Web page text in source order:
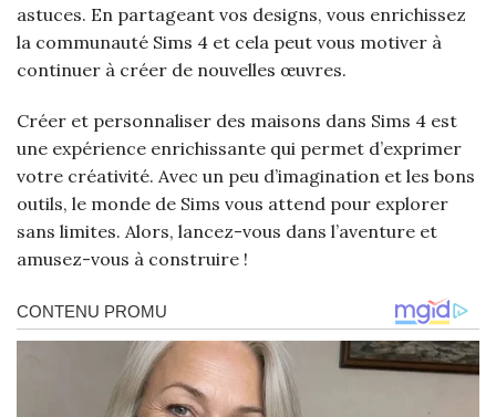
astuces. En partageant vos designs, vous enrichissez
la communauté Sims 4 et cela peut vous motiver à
continuer à créer de nouvelles œuvres.
Créer et personnaliser des maisons dans Sims 4 est
une expérience enrichissante qui permet d’exprimer
votre créativité. Avec un peu d’imagination et les bons
outils, le monde de Sims vous attend pour explorer
sans limites. Alors, lancez-vous dans l’aventure et
amusez-vous à construire !